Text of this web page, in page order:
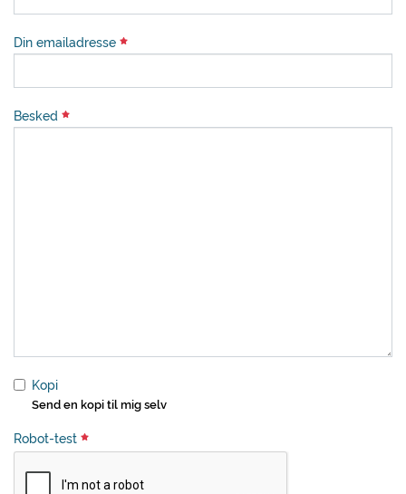
Din emailadresse
Besked
Kopi
Send en kopi til mig selv
Robot-test